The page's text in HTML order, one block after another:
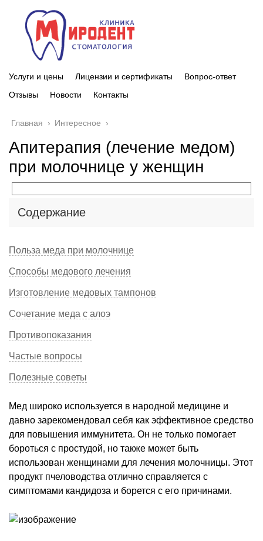
Услуги и цены Лицензии и сертификаты
Вопрос-ответ
Отзывы
Новости Контакты
Главная › Интересное ›
Апитерапия (лечение медом)
при молочнице у женщин
Содержание
Польза меда при молочнице
Способы медового лечения
Изготовление медовых тампонов
Сочетание меда с алоэ
Противопоказания
Частые вопросы
Полезные советы
Мед широко используется в народной медицине и
давно зарекомендовал себя как эффективное средство
для повышения иммунитета. Он не только помогает
бороться с простудой, но также может быть
использован женщинами для лечения молочницы. Этот
продукт пчеловодства отлично справляется с
симптомами кандидоза и борется с его причинами.